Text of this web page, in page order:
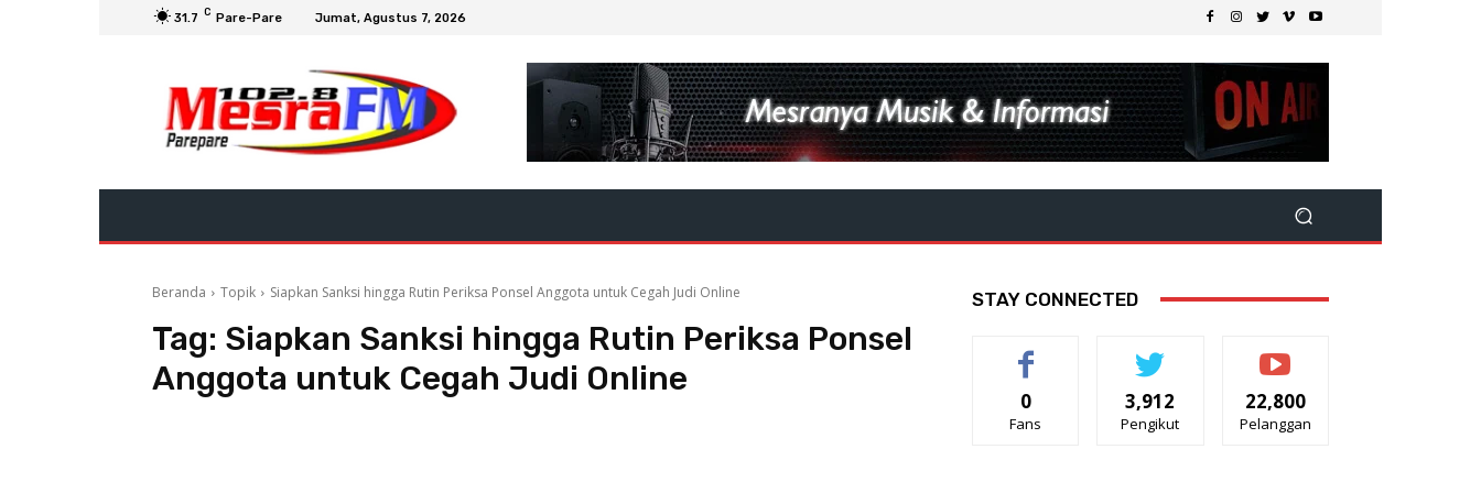
31.7 C Pare-Pare Jumat, Agustus 7, 2026
Beranda Topik Siapkan Sanksi hingga Rutin Periksa Ponsel Anggota untuk Cegah Judi Online
Tag: Siapkan Sanksi hingga Rutin Periksa Ponsel
Anggota untuk Cegah Judi Online
STAY CONNECTED
0
Fans
3,912
Pengikut
22,800
Pelanggan